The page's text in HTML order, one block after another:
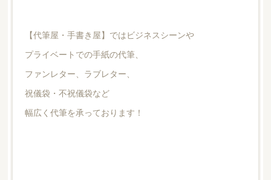
【代筆屋・手書き屋】ではビジネスシーンや
プライベートでの手紙の代筆、
ファンレター、ラブレター、
祝儀袋・不祝儀袋など
幅広く代筆を承っております！